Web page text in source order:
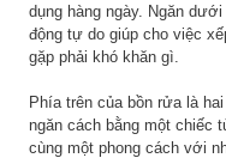
dụng hàng ngày. Ngăn
động tự do giúp cho việc
gặp phải khó khăn gì.
Phía trên của bồn rửa là
ngăn cách bằng một chiếc
cùng một phong cách với